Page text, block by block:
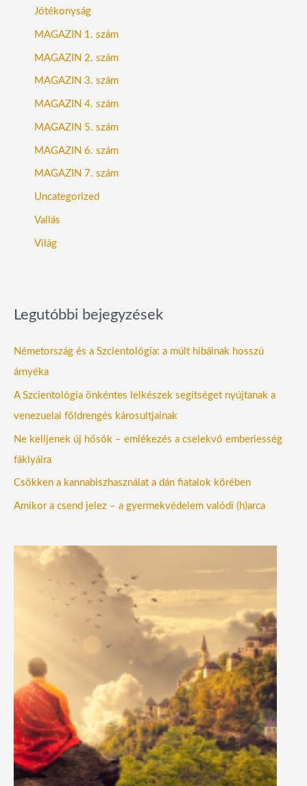
Jótékonyság
MAGAZIN 1. szám
MAGAZIN 2. szám
MAGAZIN 3. szám
MAGAZIN 4. szám
MAGAZIN 5. szám
MAGAZIN 6. szám
MAGAZIN 7. szám
Uncategorized
Vallás
Világ
Legutóbbi bejegyzések
Németország és a Szcientológia: a múlt hibáinak hosszú
árnyéka
A Szcientológia önkéntes lelkészek segítséget nyújtanak a
venezuelai földrengés károsultjainak
Ne kelljenek új hősök – emlékezés a cselekvő emberiesség
fáklyáira
Csökken a kannabiszhasználat a dán fiatalok körében
Amikor a csend jelez – a gyermekvédelem valódi (h)arca